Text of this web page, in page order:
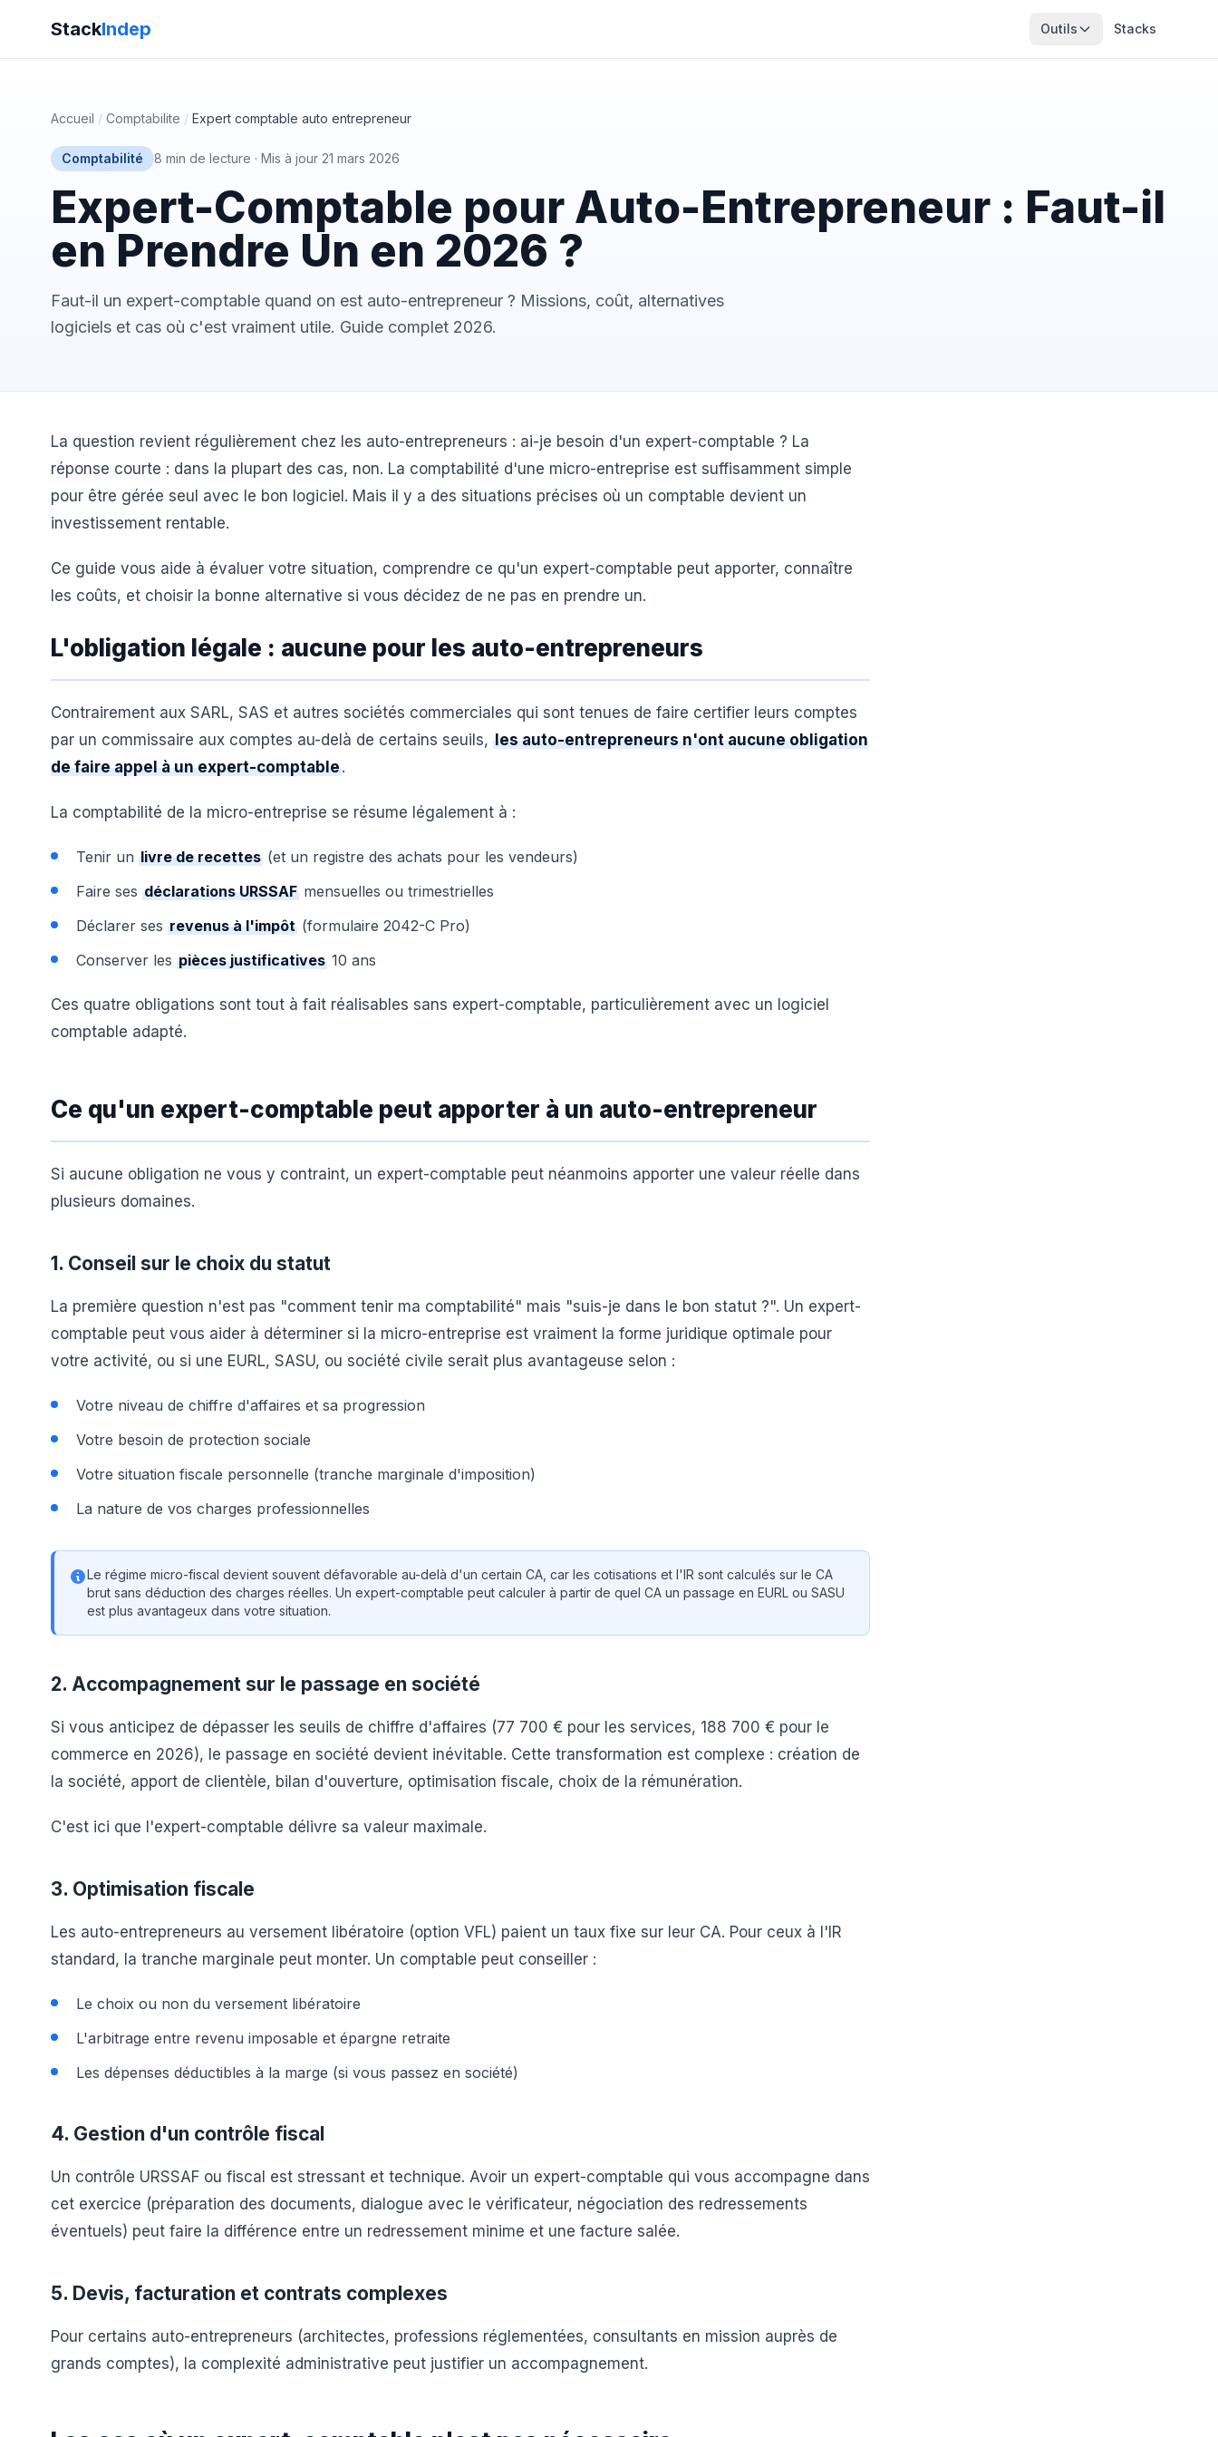
StackIndep Outils Stacks
Accueil / Comptabilite / Expert comptable auto entrepreneur
Comptabilité 8 min de lecture · Mis à jour 21 mars 2026
Expert-Comptable pour Auto-Entrepreneur : Faut-il
en Prendre Un en 2026 ?
Faut-il un expert-comptable quand on est auto-entrepreneur ? Missions, coût, alternatives
logiciels et cas où c'est vraiment utile. Guide complet 2026.
La question revient régulièrement chez les auto-entrepreneurs : ai-je besoin d'un expert-comptable ? La
réponse courte : dans la plupart des cas, non. La comptabilité d'une micro-entreprise est suffisamment simple
pour être gérée seul avec le bon logiciel. Mais il y a des situations précises où un comptable devient un
investissement rentable.
Ce guide vous aide à évaluer votre situation, comprendre ce qu'un expert-comptable peut apporter, connaître
les coûts, et choisir la bonne alternative si vous décidez de ne pas en prendre un.
L'obligation légale : aucune pour les auto-entrepreneurs
Contrairement aux SARL, SAS et autres sociétés commerciales qui sont tenues de faire certifier leurs comptes
par un commissaire aux comptes au-delà de certains seuils, les auto-entrepreneurs n'ont aucune obligation
de faire appel à un expert-comptable.
La comptabilité de la micro-entreprise se résume légalement à :
Tenir un livre de recettes (et un registre des achats pour les vendeurs)
Faire ses déclarations URSSAF mensuelles ou trimestrielles
Déclarer ses revenus à l'impôt (formulaire 2042-C Pro)
Conserver les pièces justificatives 10 ans
Ces quatre obligations sont tout à fait réalisables sans expert-comptable, particulièrement avec un logiciel
comptable adapté.
Ce qu'un expert-comptable peut apporter à un auto-entrepreneur
Si aucune obligation ne vous y contraint, un expert-comptable peut néanmoins apporter une valeur réelle dans
plusieurs domaines.
1. Conseil sur le choix du statut
La première question n'est pas "comment tenir ma comptabilité" mais "suis-je dans le bon statut ?". Un expert-
comptable peut vous aider à déterminer si la micro-entreprise est vraiment la forme juridique optimale pour
votre activité, ou si une EURL, SASU, ou société civile serait plus avantageuse selon :
Votre niveau de chiffre d'affaires et sa progression
Votre besoin de protection sociale
Votre situation fiscale personnelle (tranche marginale d'imposition)
La nature de vos charges professionnelles
Le régime micro-fiscal devient souvent défavorable au-delà d'un certain CA, car les cotisations et l'IR sont calculés sur le CA
brut sans déduction des charges réelles. Un expert-comptable peut calculer à partir de quel CA un passage en EURL ou SASU
est plus avantageux dans votre situation.
2. Accompagnement sur le passage en société
Si vous anticipez de dépasser les seuils de chiffre d'affaires (77 700 € pour les services, 188 700 € pour le
commerce en 2026), le passage en société devient inévitable. Cette transformation est complexe : création de
la société, apport de clientèle, bilan d'ouverture, optimisation fiscale, choix de la rémunération.
C'est ici que l'expert-comptable délivre sa valeur maximale.
3. Optimisation fiscale
Les auto-entrepreneurs au versement libératoire (option VFL) paient un taux fixe sur leur CA. Pour ceux à l'IR
standard, la tranche marginale peut monter. Un comptable peut conseiller :
Le choix ou non du versement libératoire
L'arbitrage entre revenu imposable et épargne retraite
Les dépenses déductibles à la marge (si vous passez en société)
4. Gestion d'un contrôle fiscal
Un contrôle URSSAF ou fiscal est stressant et technique. Avoir un expert-comptable qui vous accompagne dans
cet exercice (préparation des documents, dialogue avec le vérificateur, négociation des redressements
éventuels) peut faire la différence entre un redressement minime et une facture salée.
5. Devis, facturation et contrats complexes
Pour certains auto-entrepreneurs (architectes, professions réglementées, consultants en mission auprès de
grands comptes), la complexité administrative peut justifier un accompagnement.